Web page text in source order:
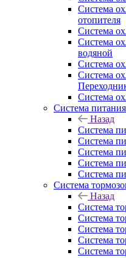
Система
отопителя
Система
Система
водяной
Система
Система
Система
Система питания
Назад
Система
Система
Система
Система
Система
Система
Назад
Система
Система
Система
Система
Система